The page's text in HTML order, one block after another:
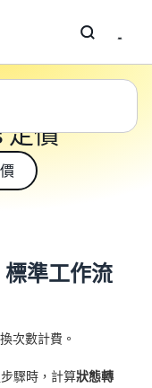
定價
準工作流
次數計費。
驟時，計算狀態轉